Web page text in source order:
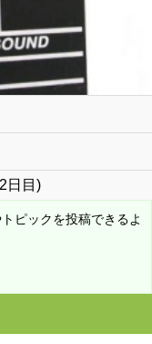
日目)
ピックを投稿できるよ